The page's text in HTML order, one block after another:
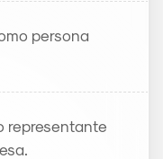
persona
representante